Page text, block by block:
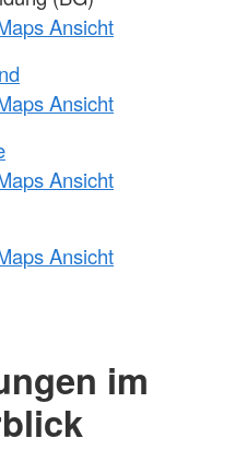
Ansicht
Ansicht
Ansicht
Ansicht
im